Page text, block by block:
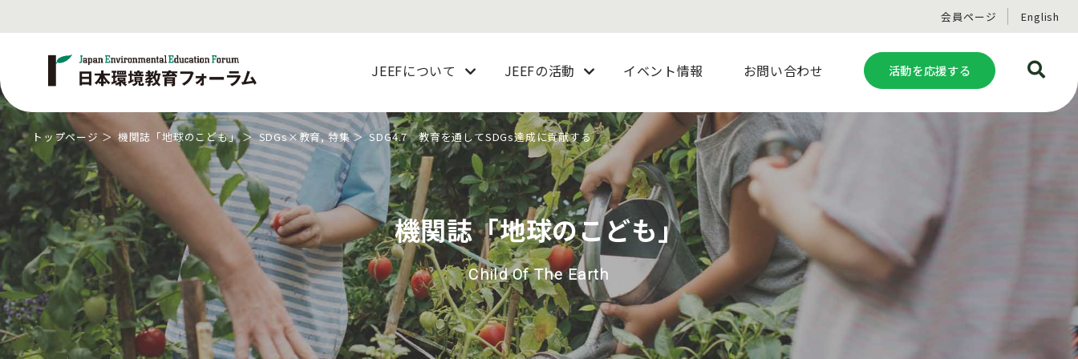
JEEFについて JEEFの活動 イベント情報 お問い合わせ 活動を応援する
会員ページ English
機関誌「地球のこども」
Child Of The Earth
トップページ 機関誌「地球のこども」 SDGs×教育,特集 SDG4.7 教育を通してSDGs達成に貢献する